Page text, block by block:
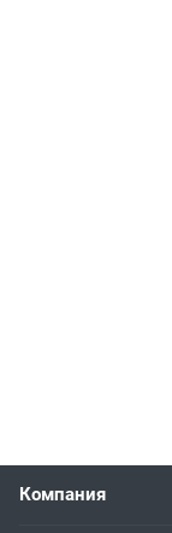
Компания